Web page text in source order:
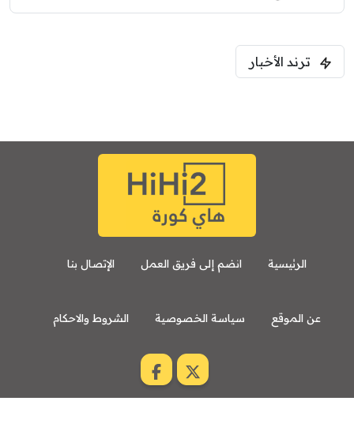
ترند الأخبار
الرئيسية انضم إلى فريق العمل الإتصال بنا
عن الموقع سياسة الخصوصية الشروط والاحكام